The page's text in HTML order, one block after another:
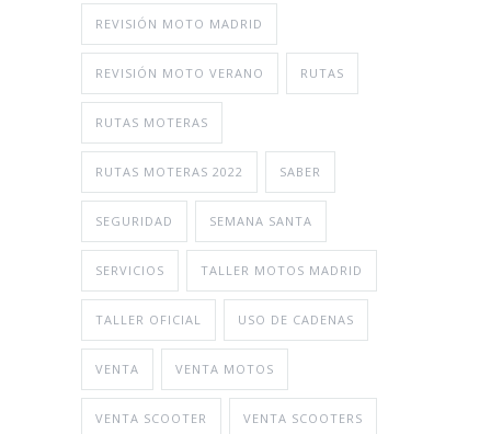
REVISIÓN MOTO MADRID
REVISIÓN MOTO VERANO RUTAS
RUTAS MOTERAS
RUTAS MOTERAS 2022 SABER
SEGURIDAD SEMANA SANTA
SERVICIOS TALLER MOTOS MADRID
TALLER OFICIAL USO DE CADENAS
VENTA VENTA MOTOS
VENTA SCOOTER VENTA SCOOTERS